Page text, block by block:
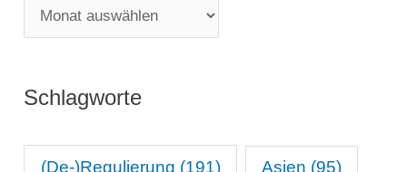
n
o
a
Schlagworte
(De-)Regulierung (191) Asien (95)